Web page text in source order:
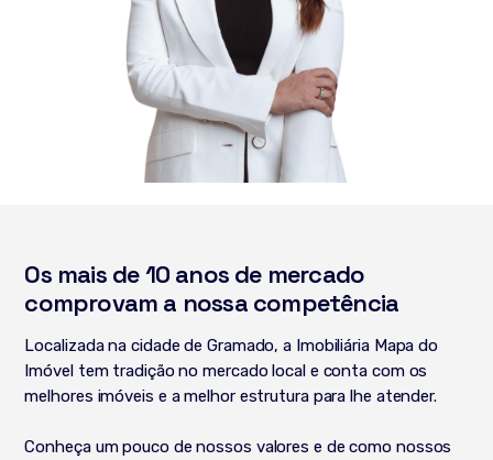
Os mais de 10 anos de mercado
comprovam a nossa competência
Localizada na cidade de Gramado, a Imobiliária Mapa do
Imóvel tem tradição no mercado local e conta com os
melhores imóveis e a melhor estrutura para lhe atender.
Conheça um pouco de nossos valores e de como nossos